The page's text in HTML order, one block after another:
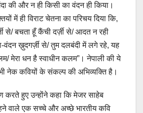
की और न ही किसी का वंदन ही किया।
में ही विराट चेतना का परिचय दिया कि,
से/ बचता हूँ कैंची दर्ज़ी से/ आदत न रही
वंदन ख़ुदगर्ज़ी से/ तुम दलबंदी में लगे रहे, यह
मेरा धन है स्वाधीन कलम”। नेपाली की ये
नेक कवियों के संकल्प की अभिव्यक्ति है।
करते हुए उन्होंने कहा कि मेजर साहेब
वाले एक सच्चे और अच्छे भारतीय कवि